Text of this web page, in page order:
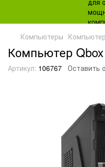
Компьютеры
Компьютер
Артикул: 106767 Оставить